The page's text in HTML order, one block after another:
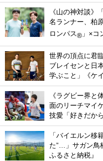
《山の神対談》
名ランナー、柏
ロンパス® 」×コ
世界の頂点に君
ブレイセンと日
学ぶこと」《ケ
《ラグビー界と
面のリーチマイ
技愛「好きだか
「バイエルン移
た”…」サガン鳥
ふるさと納税』